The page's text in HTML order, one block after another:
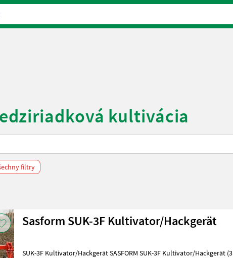
kultivácia
filtry
Sasform SUK-3F Kultivator/Hackgerät
SUK-3F Kultivator/Hackgerät SASFORM SUK-3F Kultivator/Hackgerät (3